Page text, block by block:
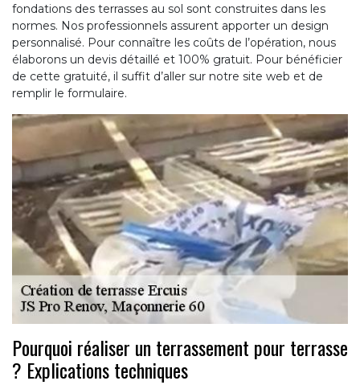
fondations des terrasses au sol sont construites dans les
normes. Nos professionnels assurent apporter un design
personnalisé. Pour connaître les coûts de l’opération, nous
élaborons un devis détaillé et 100% gratuit. Pour bénéficier
de cette gratuité, il suffit d’aller sur notre site web et de
remplir le formulaire.
Pourquoi réaliser un terrassement pour terrasse
? Explications techniques